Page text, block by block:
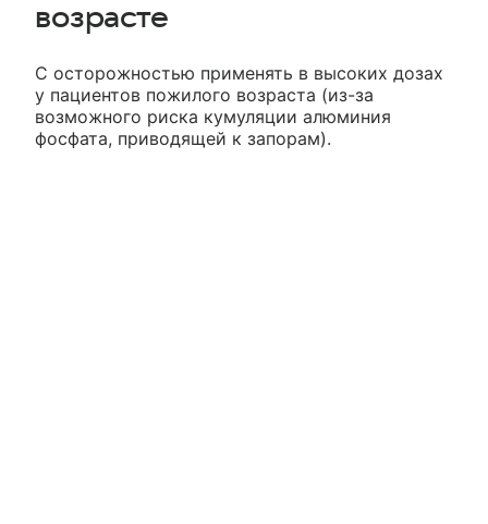
возрасте
С осторожностью применять в высоких дозах
у пациентов пожилого возраста (из-за
возможного риска кумуляции алюминия
фосфата, приводящей к запорам).